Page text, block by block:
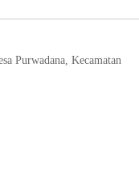
Purwadana, Kecamatan